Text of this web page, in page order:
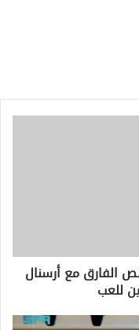
الفارق مع أرسنال
للعب